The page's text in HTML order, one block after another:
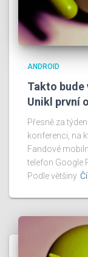
ANDROID
Takto bude
Unikl první
Přesně za
konferenci, na
Fandové
telefon Google
Podle většiny